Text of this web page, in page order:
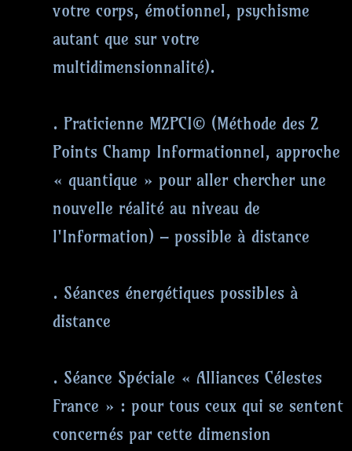
votre corps, émotionnel, psychisme
autant que sur votre
multidimensionnalité).
. Praticienne M2PCI© (Méthode des 2
Points Champ Informationnel, approche
« quantique » pour aller chercher une
nouvelle réalité au niveau de
l'Information) – possible à distance
. Séances énergétiques possibles à
distance
. Séance Spéciale « Alliances Célestes
France » : pour tous ceux qui se sentent
concernés par cette dimension